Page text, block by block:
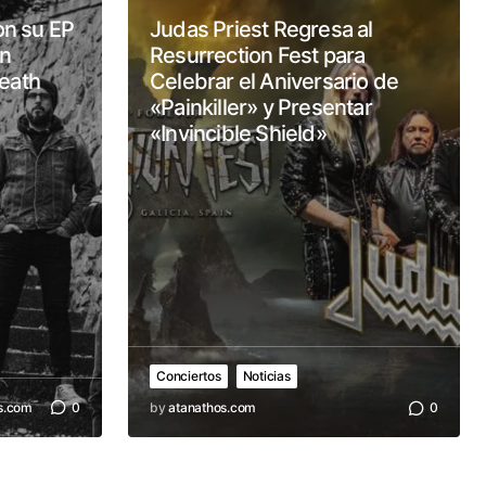
su EP
0
Judas Priest Regresa al
Resurrection Fest para
Celebrar el Aniversario de
«Painkiller» y Presentar
«Invincible Shield»
Conciertos
Noticias
byatanathos.com 0